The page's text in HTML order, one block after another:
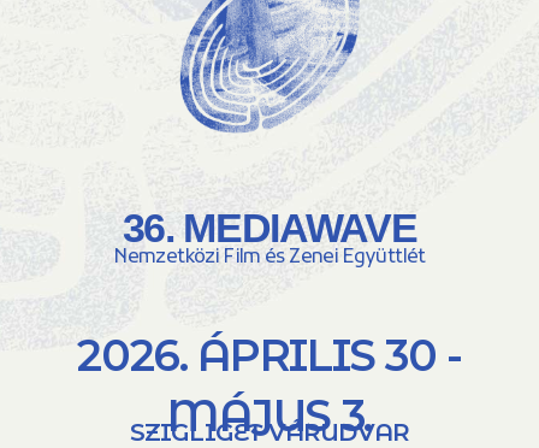
36. MEDIAWAVE
Nemzetközi Film és Zenei Együttlét
2026. ÁPRILIS 30 -
MÁJUS 3.
SZIGLIGET VÁRUDVAR